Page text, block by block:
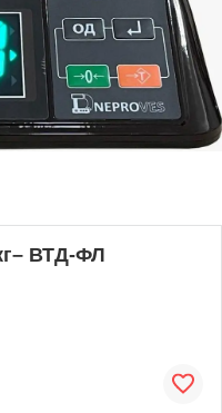
ВТД-ФЛ